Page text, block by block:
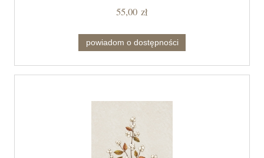
55,00 zł
powiadom o dostępności